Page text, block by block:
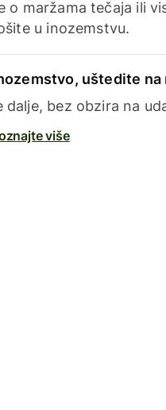
o maržama tečaja ili
u inozemstvu.
uštedite na
dalje, bez obzira na
više